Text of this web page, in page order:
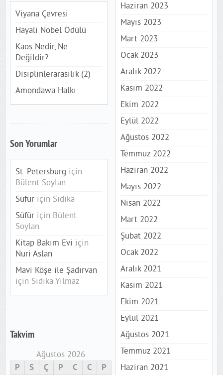
Viyana Çevresi
Hayali Nobel Ödülü
Kaos Nedir, Ne
Değildir?
Disiplinlerarasılık (2)
Amondawa Halkı
Son Yorumlar
St. Petersburg için
Bülent Soylan
Süfüriçin Sıdıka
Süfüriçin Bülent
Soylan
Kitap Bakım Evi için
Nuri Aslan
Mavi Köşe ile Şadırvan
için Sıdıka Yılmaz
Takvim
Ağustos 2026
P S Ç P C C P
Haziran 2023
Mayıs 2023
Mart 2023
Ocak 2023
Aralık 2022
Kasım 2022
Ekim 2022
Eylül 2022
Ağustos 2022
Temmuz 2022
Haziran 2022
Mayıs 2022
Nisan 2022
Mart 2022
Şubat 2022
Ocak 2022
Aralık 2021
Kasım 2021
Ekim 2021
Eylül 2021
Ağustos 2021
Temmuz 2021
Haziran 2021